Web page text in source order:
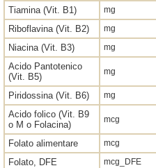
Tiamina (Vit. B1) mg
Riboflavina (Vit. B2) mg
Niacina (Vit. B3) mg
Acido Pantotenico
(Vit. B5)
mg
Piridossina (Vit. B6) mg
Acido folico (Vit. B9
o M o Folacina)
mcg
Folato alimentare mcg
Folato, DFE mcg_DFE